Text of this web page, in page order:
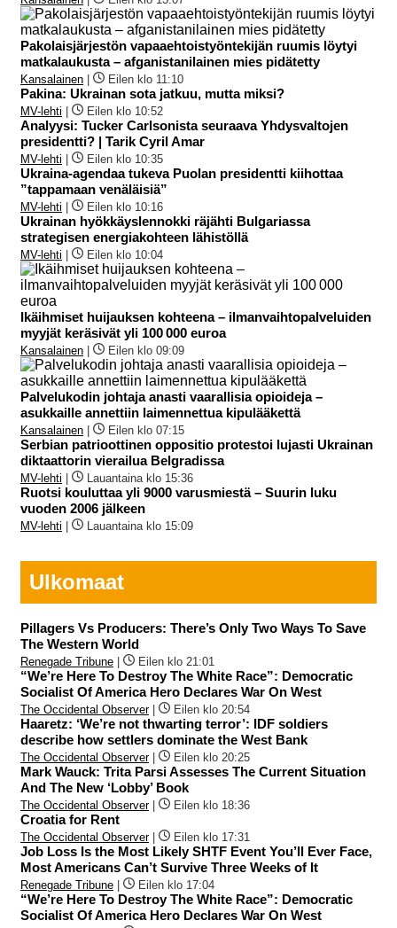
Pakolaisjärjestön vapaaehtoistyöntekijän ruumis löytyi
matkalaukusta – afganistanilainen mies pidätetty
Kansalainen | Eilen klo 11:10
Pakina: Ukrainan sota jatkuu, mutta miksi?
MV-lehti | Eilen klo 10:52
Analyysi: Tucker Carlsonista seuraava Yhdysvaltojen
presidentti? | Tarik Cyril Amar
MV-lehti | Eilen klo 10:35
Ukraina-agendaa tukeva Puolan presidentti kiihottaa
”tappamaan venäläisiä”
MV-lehti | Eilen klo 10:16
Ukrainan hyökkäyslennokki räjähti Bulgariassa
strategisen energiakohteen lähistöllä
MV-lehti | Eilen klo 10:04
Ikäihmiset huijauksen kohteena – ilmanvaihtopalveluiden
myyjät keräsivät yli 100 000 euroa
Kansalainen | Eilen klo 09:09
Palvelukodin johtaja anasti vaarallisia opioideja –
asukkaille annettiin laimennettua kipulääkettä
Kansalainen | Eilen klo 07:15
Serbian patrioottinen oppositio protestoi lujasti Ukrainan
diktaattorin vierailua Belgradissa
MV-lehti | Lauantaina klo 15:36
Ruotsi kouluttaa yli 9000 varusmiestä – Suurin luku
vuoden 2006 jälkeen
MV-lehti | Lauantaina klo 15:09
Ulkomaat
Pillagers Vs Producers: There’s Only Two Ways To Save
The Western World
Renegade Tribune Eilen klo 21:01
“We’re Here To Destroy The White Race”: Democratic
Socialist Of America Hero Declares War On West
The Occidental Observer| Eilen klo 20:54
Haaretz: ‘We’re not thwarting terror’: IDF soldiers
describe how settlers dominate the West Bank
The Occidental Observer| Eilen klo 20:25
Mark Wauck: Trita Parsi Assesses The Current Situation
And The New ‘Lobby’ Book
The Occidental Observer| Eilen klo 18:36
Croatia for Rent
The Occidental Observer| Eilen klo 17:31
Job Loss Is the Most Likely SHTF Event You’ll Ever Face,
Most Americans Can’t Survive Three Weeks of It
Renegade Tribune Eilen klo 17:04
“We’re Here To Destroy The White Race”: Democratic
Socialist Of America Hero Declares War On West